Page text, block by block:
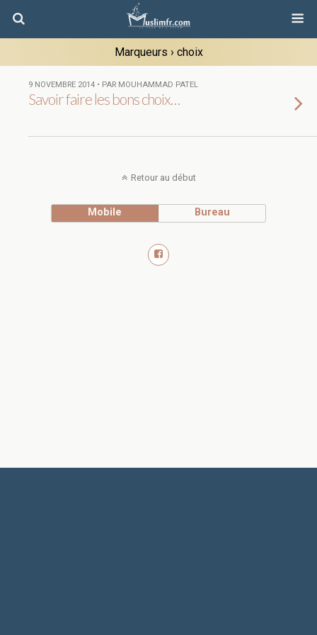
Marqueurs › choix
9 NOVEMBRE 2014 • PAR MOUHAMMAD PATEL
Savoir faire les bons choix…
Retour au début
Mobile Bureau